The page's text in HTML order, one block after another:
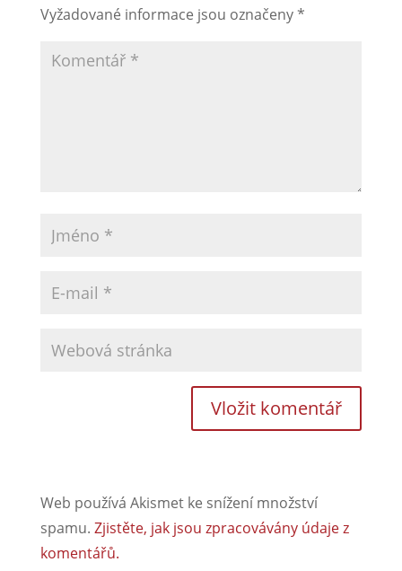
Vyžadované informace jsou označeny*
Web používá Akismet ke snížení množství
spamu. Zjistěte, jak jsou zpracovávány údaje z
komentářů.